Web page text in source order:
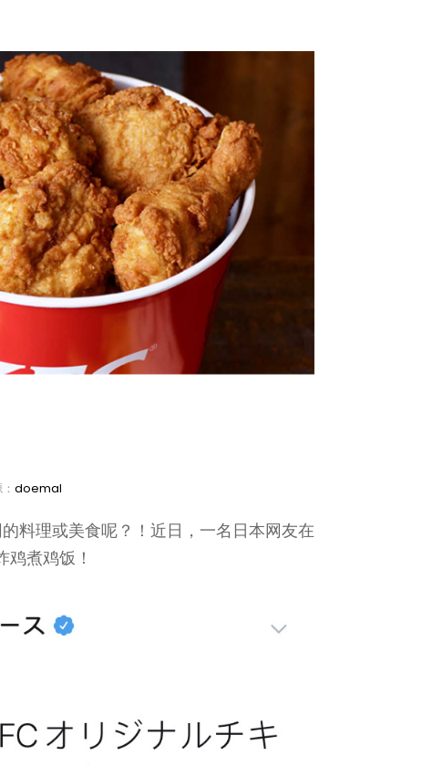
doemal
料理或美食呢？！近日，一名日本网友在
鸡煮鸡饭！